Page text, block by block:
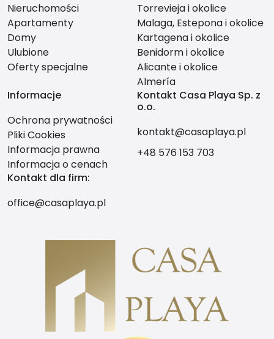
Nieruchomości
Apartamenty
Domy
Ulubione
Oferty specjalne
Torrevieja i okolice
Malaga, Estepona i okolice
Kartagena i okolice
Benidorm i okolice
Alicante i okolice
Almería
Informacje
Ochrona prywatności
Pliki Cookies
Informacja prawna
Informacja o cenach
Kontakt Casa Playa Sp. z
o.o.
kontakt@casaplaya.pl
+48 576 153 703
Kontakt dla firm:
office@casaplaya.pl